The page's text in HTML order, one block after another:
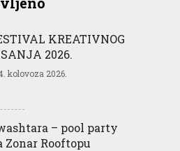
KREATIVNOG
2026.
kolovoza 2026.
– pool party
Zonar Rooftopu